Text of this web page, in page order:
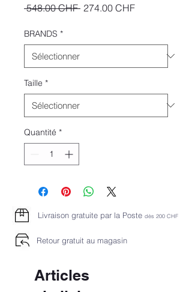
548.00 CHF Prix
274.00 CHFPrix
BRANDS *
Taille *
Quantité *
Livraison gratuite par la Poste dès 200 CHF
Retour gratuit au magasin
Articles